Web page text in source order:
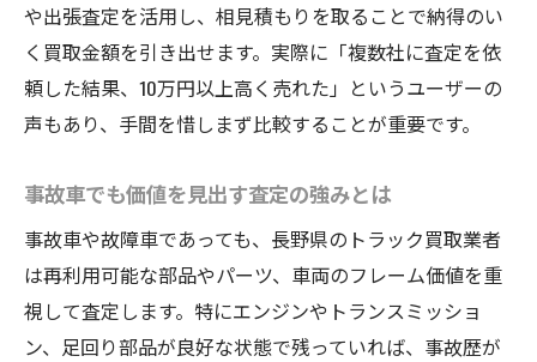
や出張査定を活用し、相見積もりを取ることで納得のい
く買取金額を引き出せます。実際に「複数社に査定を依
頼した結果、10万円以上高く売れた」というユーザーの
声もあり、手間を惜しまず比較することが重要です。
事故車でも価値を見出す査定の強みとは
事故車や故障車であっても、長野県のトラック買取業者
は再利用可能な部品やパーツ、車両のフレーム価値を重
視して査定します。特にエンジンやトランスミッショ
ン、足回り部品が良好な状態で残っていれば、事故歴が